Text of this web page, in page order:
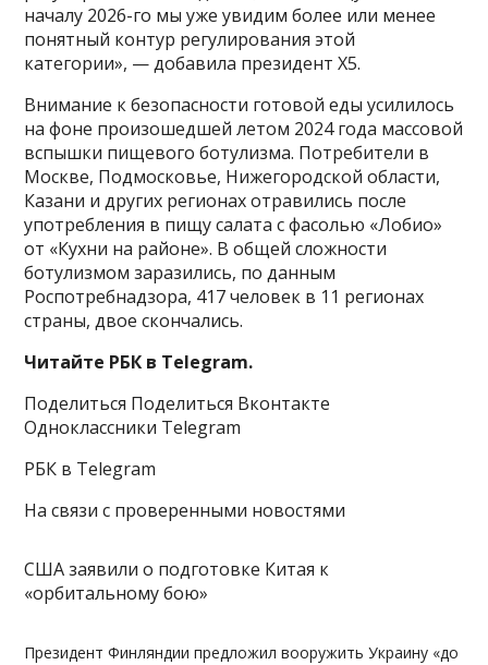
началу 2026-го мы уже увидим более или менее
понятный контур регулирования этой
категории», — добавила президент X5.
Внимание к безопасности готовой еды усилилось
на фоне произошедшей летом 2024 года массовой
вспышки пищевого ботулизма. Потребители в
Москве, Подмосковье, Нижегородской области,
Казани и других регионах отравились после
употребления в пищу салата с фасолью «Лобио»
от «Кухни на районе». В общей сложности
ботулизмом заразились, по данным
Роспотребнадзора, 417 человек в 11 регионах
страны, двое скончались.
Читайте РБК в Telegram.
Поделиться Поделиться Вконтакте
Одноклассники Telegram
РБК в Telegram
На связи с проверенными новостями
США заявили о подготовке Китая к
«орбитальному бою»
Президент Финляндии предложил вооружить Украину «до